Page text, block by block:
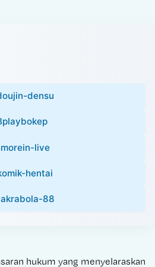
densu
live
hentai
88
hukum yang menyelaraskan